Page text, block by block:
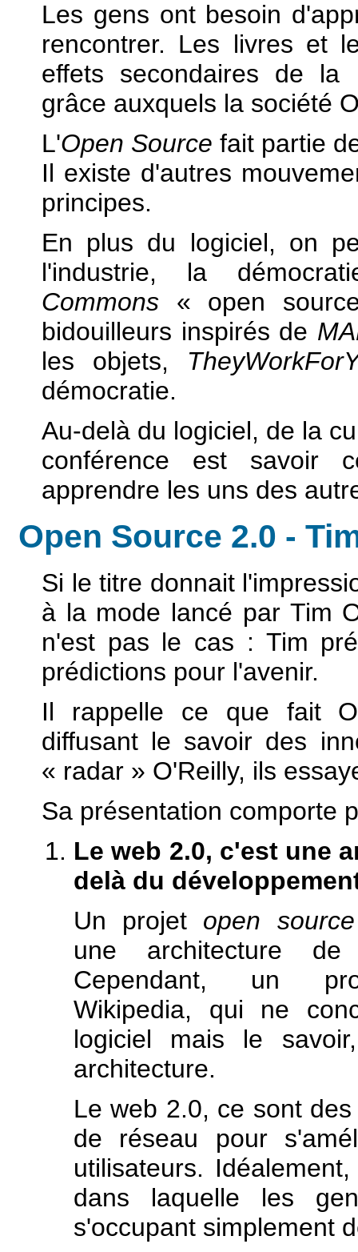
Les gens ont besoin
rencontrer. Les livres et
effets secondaires de la
grâce auxquels la société
L'Open Source fait partie
Il existe d'autres
principes.
En plus du logiciel, on
l'industrie, la
Commons « open
bidouilleurs inspirés de
les objets,
démocratie.
Au-delà du logiciel, de la
conférence est savoir
apprendre les uns des
Open Source 2.0 -
Si le titre donnait
à la mode lancé par Tim
n'est pas le cas : Tim
prédictions pour l'avenir.
Il rappelle ce que fait
diffusant le savoir des
« radar » O'Reilly, ils
Sa présentation comporte
Le web 2.0, c'est une
delà du
Un projet open source
une architecture de
Cependant, un
Wikipedia, qui ne
logiciel mais le
architecture.
Le web 2.0, ce sont
de réseau pour
utilisateurs.
dans laquelle les
s'occupant simplement